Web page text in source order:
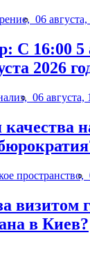
06
С 16:00 5
2026
06 августа,
пространство,
в Киев?